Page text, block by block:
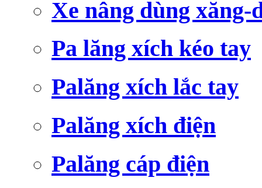
Xe nâng dùng xăng-
Pa lăng xích kéo tay
Palăng xích lắc tay
Palăng xích điện
Palăng cáp điện